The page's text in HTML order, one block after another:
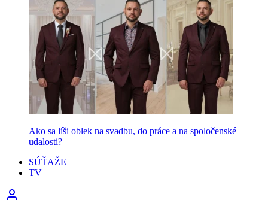
Ako sa líši oblek na svadbu, do práce a na spoločenské
udalosti?
SÚŤAŽE
TV